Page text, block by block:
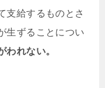
支給するものとさ
生ずることについ
われない。